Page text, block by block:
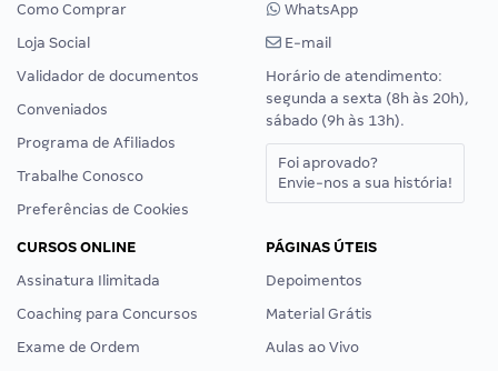
Como Comprar
Loja Social
Validador de documentos
Conveniados
Programa de Afiliados
Trabalhe Conosco
Preferências de Cookies
WhatsApp
E-mail
Horário de atendimento:
segunda a sexta (8h às 20h),
sábado (9h às 13h).
Foi aprovado?
Envie-nos a sua história!
CURSOS ONLINE
Assinatura Ilimitada
Coaching para Concursos
Exame de Ordem
PÁGINAS ÚTEIS
Depoimentos
Material Grátis
Aulas ao Vivo